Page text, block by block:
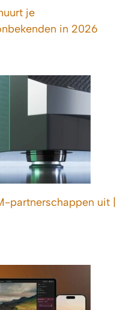
je
in 2026
partnerschappen uit |